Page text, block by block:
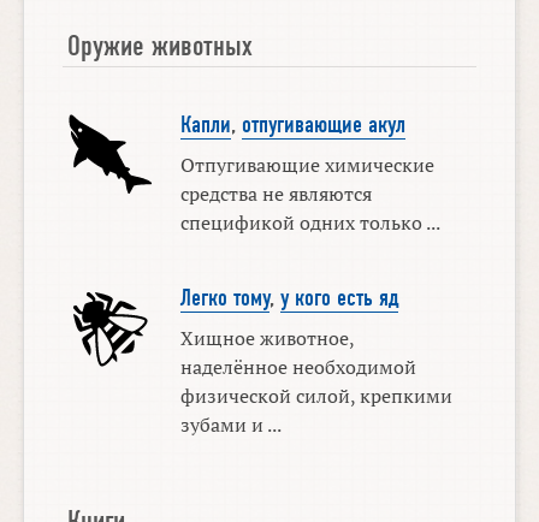
Оружие животных
Капли, отпугивающие акул
Отпугивающие химические
средства не являются
спецификой одних только ...
Легко тому, у кого есть яд
Хищное животное,
наделённое необходимой
физической силой, крепкими
зубами и ...